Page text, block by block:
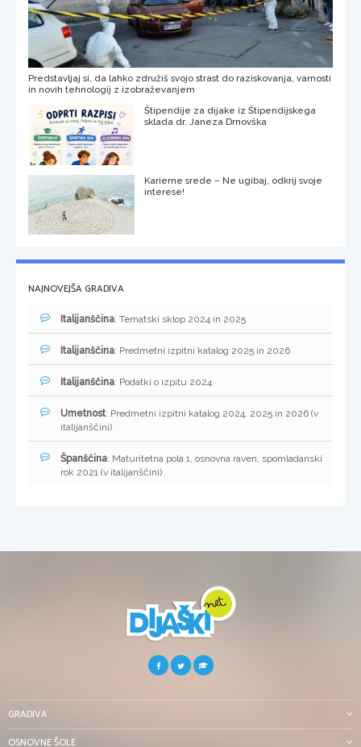
Predstavljaj si, da lahko združiš svojo strast do raziskovanja, varnosti
in novih tehnologij z izobraževanjem
Štipendije za dijake iz Štipendijskega
sklada dr. Janeza Drnovška
Karierne srede – Ne ugibaj, odkrij svoje
interese!
NAJNOVEJŠA GRADIVA
Italijanščina: Tematski sklop 2024 in 2025
Italijanščina: Predmetni izpitni katalog 2025 in 2026
Italijanščina: Podatki o izpitu 2024
Umetnost: Predmetni izpitni katalog 2024, 2025 in 2026 (v
italijanščini)
Španščina: Maturitetna pola 1, osnovna raven, spomladanski
rok 2021 (v italijanščini)
GRADIVA
OSNOVNE ŠOLE